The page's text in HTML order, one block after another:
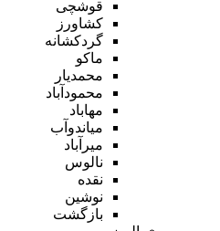
قوشچی
کشاورز
گردکشانه
ماکو
محمدیار
محمودآباد
مهاباد
میاندوآب
میرآباد
نالوس
نقده
نوشین
بازگشت